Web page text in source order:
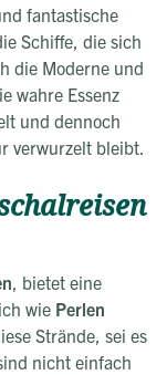
fantastische
Schiffe, die sich
die Moderne und
wahre Essenz
und dennoch
verwurzelt bleibt.
, bietet eine
wie Perlen
Strände, sei es
nicht einfach